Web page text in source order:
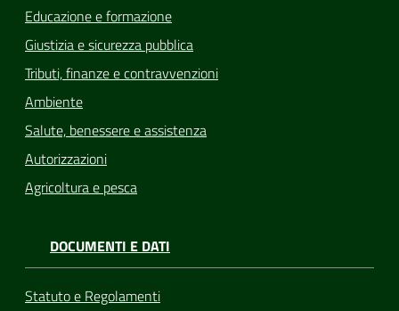
Educazione e formazione
Giustizia e sicurezza pubblica
Tributi, finanze e contravvenzioni
Ambiente
Salute, benessere e assistenza
Autorizzazioni
Agricoltura e pesca
DOCUMENTI E DATI
Statuto e Regolamenti